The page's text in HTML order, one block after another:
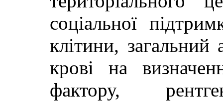
соціальної
клітини, загальний
крові на
фактору,